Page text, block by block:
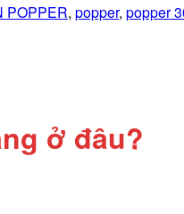
POPPER, popper, popper
ở đâu?